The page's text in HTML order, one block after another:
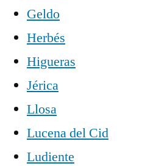
Geldo
Herbés
Higueras
Jérica
Llosa
Lucena del Cid
Ludiente